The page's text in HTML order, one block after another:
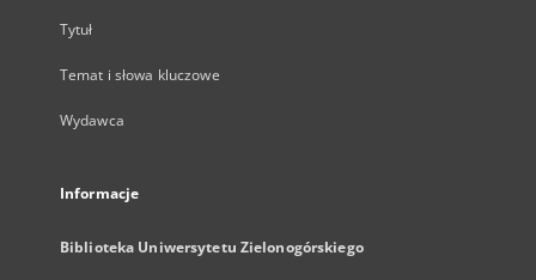
Tytuł
Temat i słowa kluczowe
Wydawca
Informacje
Biblioteka Uniwersytetu Zielonogórskiego